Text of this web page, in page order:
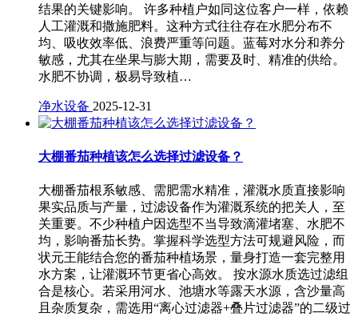
结果的关键影响。 许多种植户如同这位客户一样，依赖
人工灌溉和撒施肥料。这种方式往往存在水肥分布不
均、吸收效率低、浪费严重等问题。蓝莓对水分和养分
敏感，尤其在坐果与膨大期，需要及时、精准的供给。
水肥不协调，极易导致植…
净水设备 2025-12-31
大棚番茄种植该怎么选择过滤设备？
大棚番茄根系敏感、需肥需水精准，灌溉水质直接影响
果实品质与产量，过滤设备作为灌溉系统的把关人，至
关重要。不少种植户因选型不当导致滴灌堵塞、水肥不
均，影响番茄长势。掌握科学选型方法可规避风险，而
状元王能结合您的番茄种植场景，量身打造一套完整用
水方案，让灌溉环节更省心高效。 按水源水质选过滤组
合是核心。若采用河水、池塘水等露天水源，含沙量高
且杂质复杂，需选用“离心过滤器+叠片过滤器”的二级过